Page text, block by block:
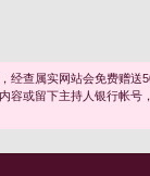
经查属实网站会免费赠送
容或留下主持人银行帐号